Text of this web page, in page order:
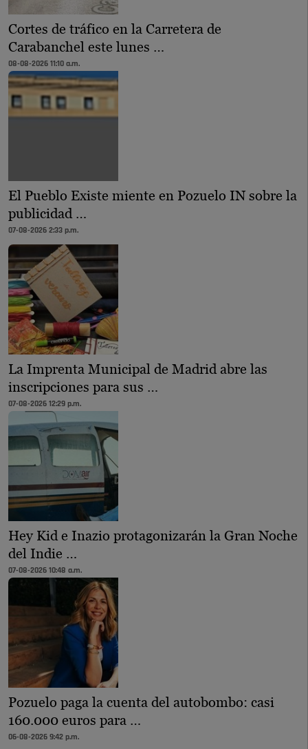
Cortes de tráfico en la Carretera de
Carabanchel este lunes …
08-08-2026 11:10 a.m.
El Pueblo Existe miente en Pozuelo IN sobre la
publicidad …
07-08-2026 2:33 p.m.
La Imprenta Municipal de Madrid abre las
inscripciones para sus …
07-08-2026 12:29 p.m.
Hey Kid e Inazio protagonizarán la Gran Noche
del Indie …
07-08-2026 10:48 a.m.
Pozuelo paga la cuenta del autobombo: casi
160.000 euros para …
06-08-2026 9:42 p.m.